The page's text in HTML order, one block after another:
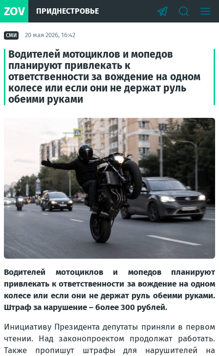
ZOV ПРИДНЕСТРОВЬЕ
СМИ 20 мая 2026, 16:42
Водителей мотоциклов и мопедов
планируют привлекать к
ответственности за вождение на одном
колесе или если они не держат руль
обеими руками
Водителей мотоциклов и мопедов планируют
привлекать к ответственности за вождение на одном
колесе или если они не держат руль обеими руками.
Штраф за нарушение – более 300 рублей.
Инициативу Президента депутаты приняли в первом
чтении. Над законопроектом продолжат работать.
Также пропишут штрафы для нарушителей на